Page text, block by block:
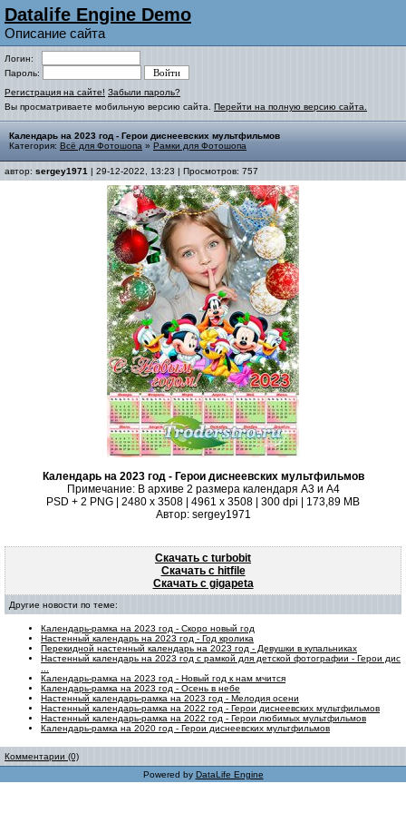
Datalife Engine Demo
Описание сайта
Логин:
Пароль:
Регистрация на сайте! Забыли пароль?
Вы просматриваете мобильную версию сайта. Перейти на полную версию сайта.
Календарь на 2023 год - Герои диснеевских мультфильмов
Категория: Всё для Фотошопа » Рамки для Фотошопа
автор: sergey1971 | 29-12-2022, 13:23 | Просмотров: 757
Календарь на 2023 год - Герои диснеевских мультфильмов
Примечание: В архиве 2 размера календаря А3 и А4
PSD + 2 PNG | 2480 x 3508 | 4961 x 3508 | 300 dpi | 173,89 MB
Автор: sergey1971
Скачать с turbobit
Скачать с hitfile
Скачать с gigapeta
Другие новости по теме:
Календарь-рамка на 2023 год - Скоро новый год
Настенный календарь на 2023 год - Год кролика
Перекидной настенный календарь на 2023 год - Девушки в купальниках
Настенный календарь на 2023 год с рамкой для детской фотографии - Герои дис
Календарь-рамка на 2023 год - Новый год к нам мчится
Календарь-рамка на 2023 год - Осень в небе
Настенный календарь-рамка на 2023 год - Мелодия осени
Настенный календарь-рамка на 2022 год - Герои диснеевских мультфильмов
Настенный календарь-рамка на 2022 год - Герои любимых мультфильмов
Календарь-рамка на 2020 год - Герои диснеевских мультфильмов
Комментарии (0)
Powered by DataLife Engine